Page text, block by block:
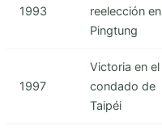
1993
reelección en
Pingtung
1997
Victoria en el
condado de
Taipéi